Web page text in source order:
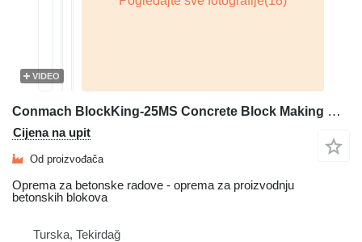
VIDEO
Conmach BlockKing-25MS Concrete Block Making Machine -12.000 units/shift
Cijena na upit
Od proizvođača
Oprema za betonske radove - oprema za proizvodnju
betonskih blokova
Turska, Tekirdağ